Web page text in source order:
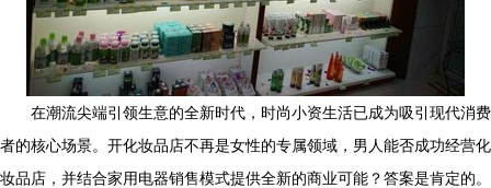
在潮流尖端引领生意的全新时代，时尚小资生活已成为吸引现代消费
者的核心场景。开化妆品店不再是女性的专属领域，男人能否成功经营化
妆品店，并结合家用电器销售模式提供全新的商业可能？答案是肯定的。